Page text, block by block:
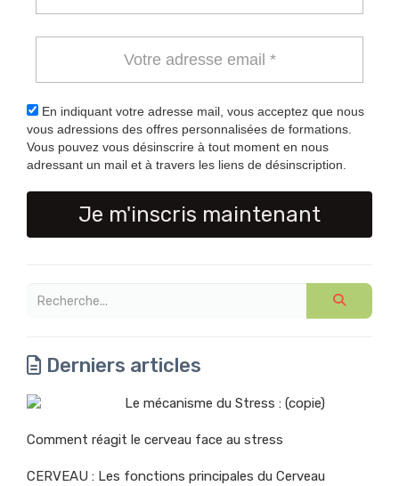
En indiquant votre adresse mail, vous acceptez que nous
vous adressions des offres personnalisées de formations.
Vous pouvez vous désinscrire à tout moment en nous
adressant un mail et à travers les liens de désinscription.
Je m'inscris maintenant
Derniers articles
Le mécanisme du Stress : (copie)
Comment réagit le cerveau face au stress
CERVEAU : Les fonctions principales du Cerveau